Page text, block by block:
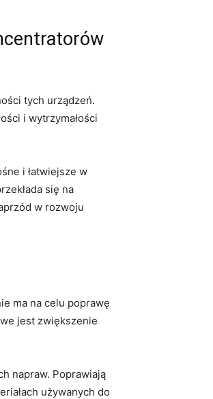
tych urządzeń.
i wytrzymałości
i łatwiejsze ‍w
się na
w ⁣rozwoju
ma na celu poprawę
⁢jest ​zwiększenie
napraw. Poprawiają
używanych do